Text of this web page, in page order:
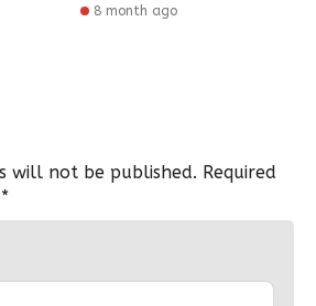
8 month ago
will not be published. Required
*